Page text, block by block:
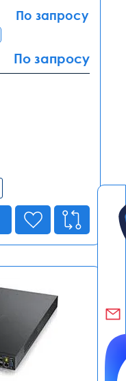
По запросу
По запросу